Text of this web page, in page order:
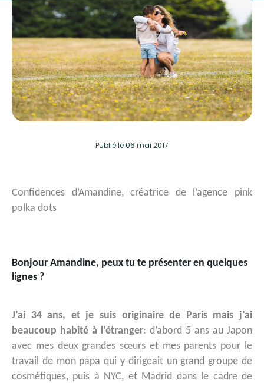
Publiéle 06 mai 2017
Confidences d’Amandine, créatrice de l’agence pink
polka dots
Bonjour Amandine, peux tu te présenter en quelques
lignes ?
J’ai 34 ans, et je suis originaire de Paris mais j’ai
beaucoup habité à l’étranger: d’abord 5 ans au Japon
avec mes deux grandes sœurs et mes parents pour le
travail de mon papa qui y dirigeait un grand groupe de
cosmétiques, puis à NYC, et Madrid dans le cadre de